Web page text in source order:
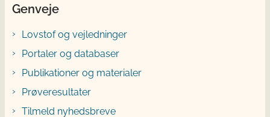
Genveje
Lovstof og vejledninger
Portaler og databaser
Publikationer og materialer
Prøveresultater
Tilmeld nyhedsbreve